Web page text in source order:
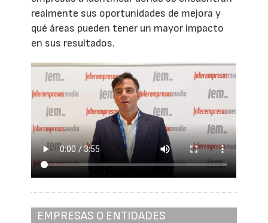
realmente sus oportunidades de mejora y
qué áreas pueden tener un mayor impacto
en sus resultados.
EMPRESAS O ENTIDADES